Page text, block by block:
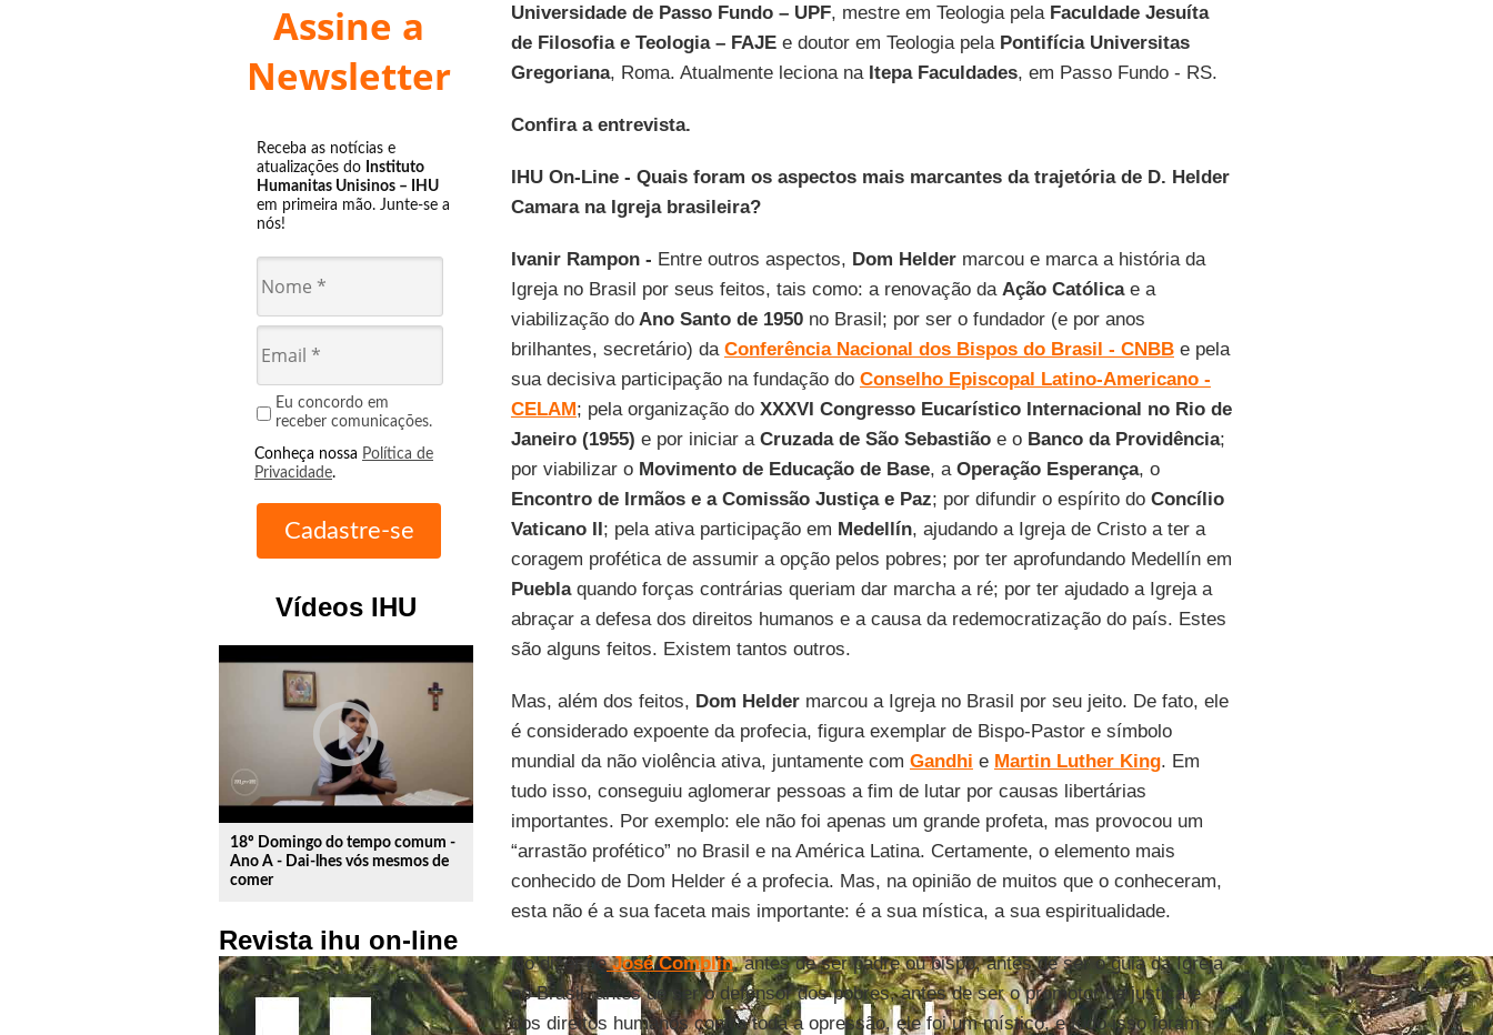
Assine a
Newsletter
Receba as notícias e
atualizações do Instituto
Humanitas Unisinos – IHU
em primeira mão. Junte-se a
nós!
Eu concordo em
receber comunicações.
Conheça nossa Política de
Privacidade.
Vídeos IHU
play_circle_outline
18º Domingo do tempo comum -
Ano A - Dai-lhes vós mesmos de
comer
Revista ihu on-line
Universidade de Passo Fundo – UPF, mestre em Teologia pela Faculdade Jesuíta
de Filosofia e Teologia – FAJEe doutor em Teologia pela Pontifícia Universitas
Gregoriana, Roma. Atualmente leciona na Itepa Faculdades, em Passo Fundo - RS.
Confira a entrevista.
IHU On-Line - Quais foram os aspectos mais marcantes da trajetória de D. Helder
Camara na Igreja brasileira?
Ivanir Rampon - Entre outros aspectos, Dom Heldermarcou e marca a história da
Igreja no Brasil por seus feitos, tais como: a renovação da Ação Católica e a
viabilização doAno Santo de 1950 no Brasil; por ser o fundador (e por anos
brilhantes, secretário) da Conferência Nacional dos Bispos do Brasil - CNBBe pela
sua decisiva participação na fundação do Conselho Episcopal Latino-Americano -
CELAM; pela organização do XXXVI Congresso Eucarístico Internacional no Rio de
Janeiro (1955) e por iniciar a Cruzada de São Sebastiãoe o Banco da Providência;
por viabilizar o Movimento de Educação de Base, a Operação Esperança, o
Encontro de Irmãos e a Comissão Justiça e Paz; por difundir o espírito do Concílio
Vaticano II; pela ativa participação em Medellín, ajudando a Igreja de Cristo a ter a
coragem profética de assumir a opção pelos pobres; por ter aprofundando Medellín em
Pueblaquando forças contrárias queriam dar marcha a ré; por ter ajudado a Igreja a
abraçar a defesa dos direitos humanos e a causa da redemocratização do país. Estes
são alguns feitos. Existem tantos outros.
Mas, além dos feitos, Dom Heldermarcou a Igreja no Brasil por seu jeito. De fato, ele
é considerado expoente da profecia, figura exemplar de Bispo-Pastor e símbolo
mundial da não violência ativa, juntamente com Gandhi e Martin Luther King. Em
tudo isso, conseguiu aglomerar pessoas a fim de lutar por causas libertárias
importantes. Por exemplo: ele não foi apenas um grande profeta, mas provocou um
“arrastão profético” no Brasil e na América Latina. Certamente, o elemento mais
conhecido de Dom Helder é a profecia. Mas, na opinião de muitos que o conheceram,
esta não é a sua faceta mais importante: é a sua mística, a sua espiritualidade.
No dizer deJosé Comblin, antes de ser padre ou bispo, antes de ser o guia da Igreja
no Brasil, antes de ser o defensor dos pobres, antes de ser o promotor da justiça e
dos direitos humanos contra toda a opressão, ele foi um místico, e tudo isso foram